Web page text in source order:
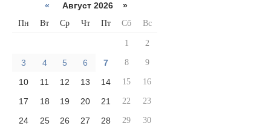
« Август 2026 »
Пн Вт Ср Чт Пт Сб Вс
1 2
3 4 5 6 7 8 9
10 11 12 13 14 15 16
17 18 19 20 21 22 23
24 25 26 27 28 29 30